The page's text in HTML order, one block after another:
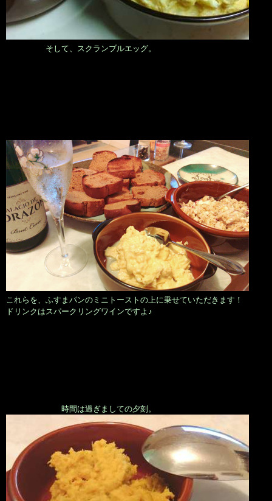
そして、スクランブルエッグ。
これらを、ふすまパンのミニトーストの上に乗せていただきます！
ドリンクはスパークリングワインですよ♪
時間は過ぎましての夕刻。